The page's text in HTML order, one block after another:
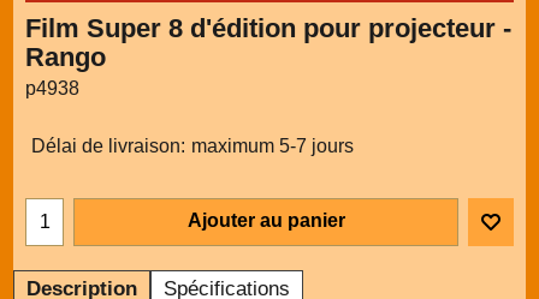
Film Super 8 d'édition pour projecteur -
Rango
p4938
Délai de livraison: maximum 5-7 jours
Ajouter au panier
Description Spécifications